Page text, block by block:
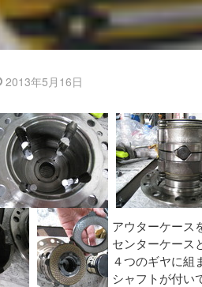
2013年5月16日
アウターケース
センターケース
４つのギヤに組
シャフトが付い